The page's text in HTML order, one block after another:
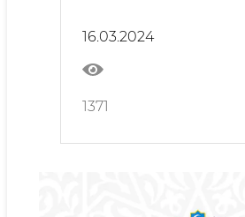
туманида бўлди
16.03.2024
1371